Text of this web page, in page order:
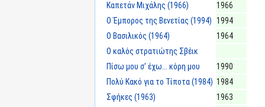
Καπετάν Μιχάλης (1966)
1966
Ο Έμπορος της Βενετίας (1994) 1994
Ο Βασιλικός (1964)
1964
Ο καλός στρατιώτης Σβέικ
Πίσω μου σ' έχω... κόρη μου
1990
Πολύ Κακό για το Τίποτα (1984) 1984
Σφήκες (1963)
1963